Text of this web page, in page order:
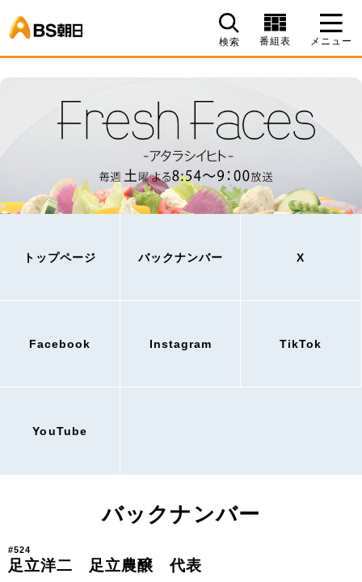
検索 番組表 メニュー
トップページ バックナンバー X
Facebook Instagram TikTok
YouTube
バックナンバー
#524
足立洋二 足立農醸 代表